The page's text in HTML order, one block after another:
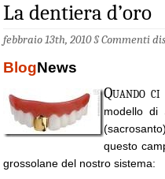
La dentiera d’oro
febbraio 13th, 2010 §Commenti
BlogNews
Quando
modello di
questo
grossolane del nostro sistema: